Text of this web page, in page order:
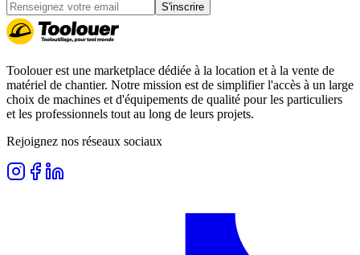
S'inscrire
Toolouer est une marketplace dédiée à la location et à la vente de
matériel de chantier. Notre mission est de simplifier l'accès à un large
choix de machines et d'équipements de qualité pour les particuliers
et les professionnels tout au long de leurs projets.
Rejoignez nos réseaux sociaux